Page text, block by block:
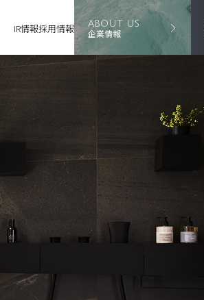
IR情報採用情報 ABOUT US
企業情報